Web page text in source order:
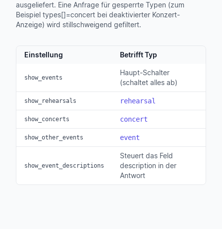
ausgeliefert. Eine Anfrage für gesperrte Typen (zum
Beispiel types[]=concert bei deaktivierter Konzert-
Anzeige) wird stillschweigend gefiltert.
Einstellung Betrifft Typ
show_events
Haupt-Schalter
(schaltet alles ab)
show_rehearsals rehearsal
show_concerts concert
show_other_events event
show_event_descriptions
Steuert das Feld
description in der
Antwort